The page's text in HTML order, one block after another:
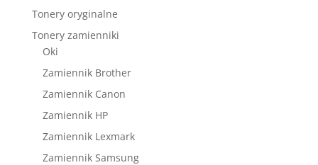
Tonery oryginalne
Tonery zamienniki
Oki
Zamiennik Brother
Zamiennik Canon
Zamiennik HP
Zamiennik Lexmark
Zamiennik Samsung